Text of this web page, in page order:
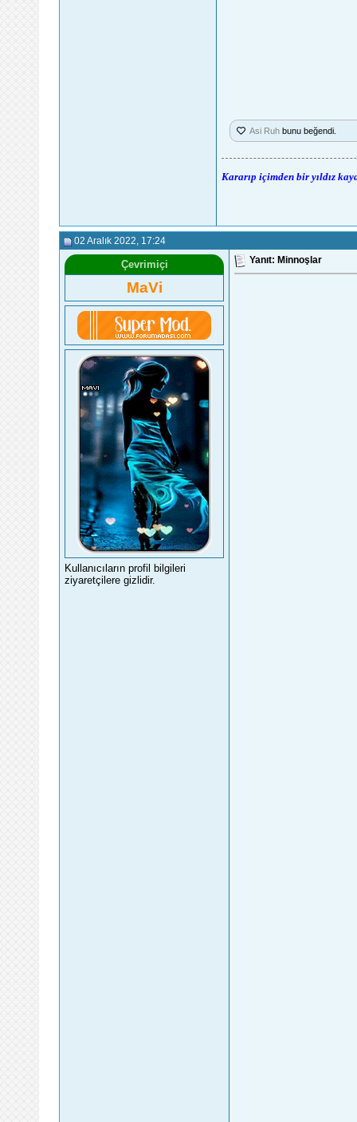
Asi Ruh bunu beğendi.
Kararıp içimden bir yıldız
02 Aralık 2022 , 17:24
Çevrimiçi
MaVi
Kullanıcıların profil bilgileri
ziyaretçilere gizlidir.
Yanıt: Minnoşlar